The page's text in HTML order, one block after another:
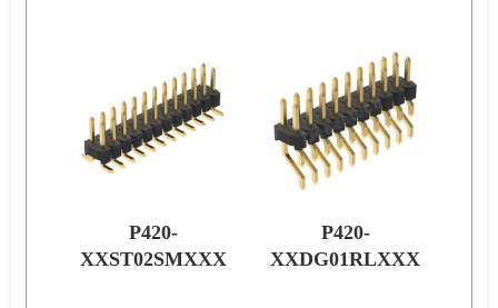
P420-
XXST02SMXXX
P420-
XXDG01RLXXX